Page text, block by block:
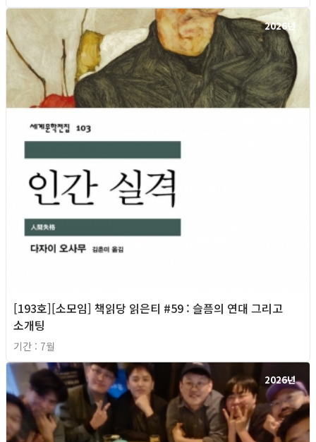
2026년
[193호][소모임] 책읽당 읽은티 #59 : 슬픔의 연대 그리고
소개팅
기간 : 7월
2026년